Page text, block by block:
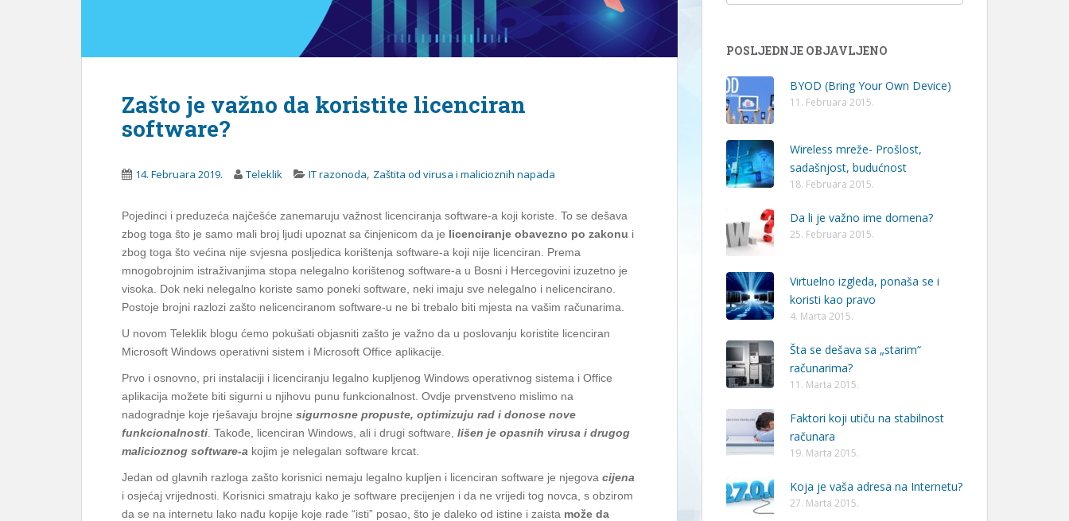
Zašto je važno da koristite licenciran
software?
14. Februara 2019. Teleklik IT razonoda, Zaštita od virusa i malicioznih napada
Pojedinci i preduzeća najčešće zanemaruju važnost licenciranja software-a koji koriste. To se dešava
zbog toga što je samo mali broj ljudi upoznat sa činjenicom da je licenciranje obavezno po zakonu i
zbog toga što većina nije svjesna posljedica korištenja software-a koji nije licenciran. Prema
mnogobrojnim istraživanjima stopa nelegalno korištenog software-a u Bosni i Hercegovini izuzetno je
visoka. Dok neki nelegalno koriste samo poneki software, neki imaju sve nelegalno i nelicencirano.
Postoje brojni razlozi zašto nelicenciranom software-u ne bi trebalo biti mjesta na vašim računarima.
U novom Teleklik blogu ćemo pokušati objasniti zašto je važno da u poslovanju koristite licenciran
Microsoft Windows operativni sistem i Microsoft Office aplikacije.
Prvo i osnovno, pri instalaciji i licenciranju legalno kupljenog Windows operativnog sistema i Office
aplikacija možete biti sigurni u njihovu punu funkcionalnost. Ovdje prvenstveno mislimo na
nadogradnje koje rješavaju brojne sigurnosne propuste, optimizuju rad i donose nove
funkcionalnosti . Takođe, licenciran Windows, ali i drugi software, lišen je opasnih virusa i drugog
malicioznog software-a kojim je nelegalan software krcat.
Jedan od glavnih razloga zašto korisnici nemaju legalno kupljen i licenciran software je njegova cijena
i osjećaj vrijednosti. Korisnici smatraju kako je software precijenjen i da ne vrijedi tog novca, s obzirom
da se na internetu lako nađu kopije koje rade “isti” posao, što je daleko od istine i zaista može da
POSLJEDNJE OBJAVLJENO
BYOD (Bring Your Own Device)
11. Februara 2015.
Wireless mreže- Prošlost,
sadašnjost, budućnost
18. Februara 2015.
Da li je važno ime domena?
25. Februara 2015.
Virtuelno izgleda, ponaša se i
koristi kao pravo
4. Marta 2015.
Šta se dešava sa „starim“
računarima?
11. Marta 2015.
Faktori koji utiču na stabilnost
računara
19. Marta 2015.
Koja je vaša adresa na Internetu?
27. Marta 2015.